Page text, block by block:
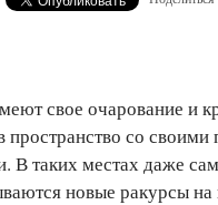
свое очарование и
пространство со
таких местах даже
новые ракурсы